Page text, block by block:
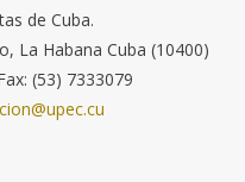
de Cuba.
La Habana Cuba (10400)
(53) 7333079